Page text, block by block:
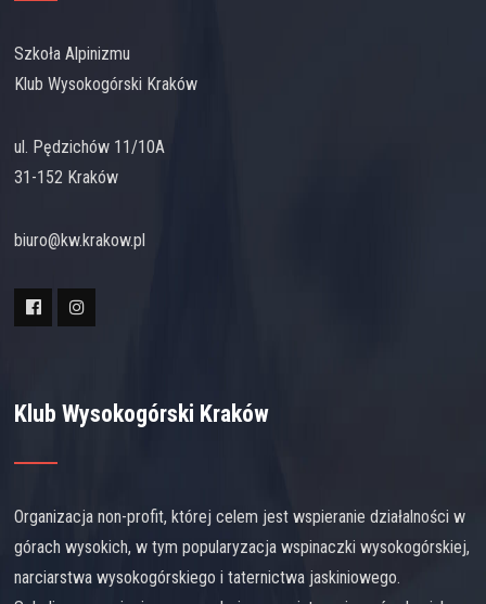
Szkoła Alpinizmu
Klub Wysokogórski Kraków
ul. Pędzichów 11/10A
31-152 Kraków
biuro@kw.krakow.pl
Klub Wysokogórski Kraków
Organizacja non-profit, której celem jest wspieranie działalności w
górach wysokich, w tym popularyzacja wspinaczki wysokogórskiej,
narciarstwa wysokogórskiego i taternictwa jaskiniowego.